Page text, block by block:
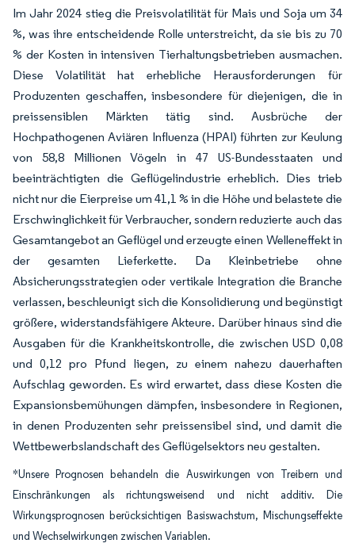
Im Jahr 2024 stieg die Preisvolatilität für Mais und Soja um 34
%, was ihre entscheidende Rolle unterstreicht, da sie bis zu 70
% der Kosten in intensiven Tierhaltungsbetrieben ausmachen.
Diese Volatilität hat erhebliche Herausforderungen für
Produzenten geschaffen, insbesondere für diejenigen, die in
preissensiblen Märkten tätig sind. Ausbrüche der
Hochpathogenen Aviären Influenza (HPAI) führten zur Keulung
von 58,8 Millionen Vögeln in 47 US-Bundesstaaten und
beeinträchtigten die Geflügelindustrie erheblich. Dies trieb
nicht nur die Eierpreise um 41,1 % in die Höhe und belastete die
Erschwinglichkeit für Verbraucher, sondern reduzierte auch das
Gesamtangebot an Geflügel und erzeugte einen Welleneffekt in
der gesamten Lieferkette. Da Kleinbetriebe ohne
Absicherungsstrategien oder vertikale Integration die Branche
verlassen, beschleunigt sich die Konsolidierung und begünstigt
größere, widerstandsfähigere Akteure. Darüber hinaus sind die
Ausgaben für die Krankheitskontrolle, die zwischen USD 0,08
und 0,12 pro Pfund liegen, zu einem nahezu dauerhaften
Aufschlag geworden. Es wird erwartet, dass diese Kosten die
Expansionsbemühungen dämpfen, insbesondere in Regionen,
in denen Produzenten sehr preissensibel sind, und damit die
Wettbewerbslandschaft des Geflügelsektors neu gestalten.
*Unsere Prognosen behandeln die Auswirkungen von Treibern und
Einschränkungen als richtungsweisend und nicht additiv. Die
Wirkungsprognosen berücksichtigen Basiswachstum, Mischungseffekte
und Wechselwirkungen zwischen Variablen.